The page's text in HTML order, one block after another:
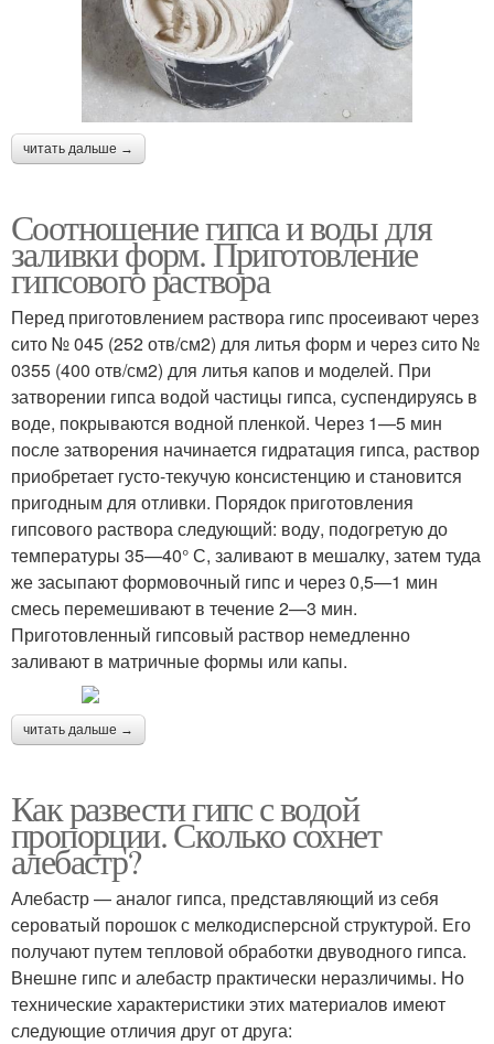
читать дальше →
Соотношение гипса и воды для
заливки форм. Приготовление
гипсового раствора
Перед приготовлением раствора гипс просеивают через
сито № 045 (252 отв/см2) для литья форм и через сито №
0355 (400 отв/см2) для литья капов и моделей. При
затворении гипса водой частицы гипса, суспендируясь в
воде, покрываются водной пленкой. Через 1—5 мин
после затворения начинается гидратация гипса, раствор
приобретает густо-текучую консистенцию и становится
пригодным для отливки. Порядок приготовления
гипсового раствора следующий: воду, подогретую до
температуры 35—40° С, заливают в мешалку, затем туда
же засыпают формовочный гипс и через 0,5—1 мин
смесь перемешивают в течение 2—3 мин.
Приготовленный гипсовый раствор немедленно
заливают в матричные формы или капы.
читать дальше →
Как развести гипс с водой
пропорции. Сколько сохнет
алебастр?
Алебастр — аналог гипса, представляющий из себя
сероватый порошок с мелкодисперсной структурой. Его
получают путем тепловой обработки двуводного гипса.
Внешне гипс и алебастр практически неразличимы. Но
технические характеристики этих материалов имеют
следующие отличия друг от друга: